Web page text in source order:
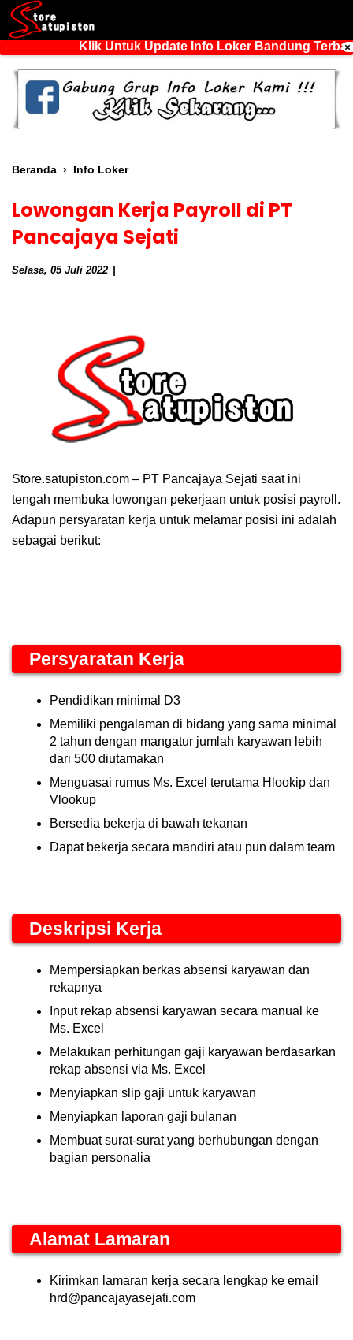
Beranda › Info Loker
Lowongan Kerja Payroll di PT
Pancajaya Sejati
Selasa, 05 Juli 2022
Store.satupiston.com – PT Pancajaya Sejati saat ini
tengah membuka lowongan pekerjaan untuk posisi payroll.
Adapun persyaratan kerja untuk melamar posisi ini adalah
sebagai berikut:
Persyaratan Kerja
Pendidikan minimal D3
Memiliki pengalaman di bidang yang sama minimal
2 tahun dengan mangatur jumlah karyawan lebih
dari 500 diutamakan
Menguasai rumus Ms. Excel terutama Hlookip dan
Vlookup
Bersedia bekerja di bawah tekanan
Dapat bekerja secara mandiri atau pun dalam team
Deskripsi Kerja
Mempersiapkan berkas absensi karyawan dan
rekapnya
Input rekap absensi karyawan secara manual ke
Ms. Excel
Melakukan perhitungan gaji karyawan berdasarkan
rekap absensi via Ms. Excel
Menyiapkan slip gaji untuk karyawan
Menyiapkan laporan gaji bulanan
Membuat surat-surat yang berhubungan dengan
bagian personalia
Alamat Lamaran
Kirimkan lamaran kerja secara lengkap ke email
hrd@pancajayasejati.com
Klik Untuk Update Info Loker Bandung Terbaru